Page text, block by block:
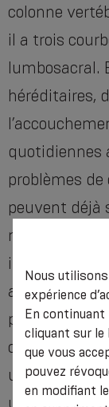
colonne
il a trois
lumbosacral.
héréditaires,
quotidiennes
problèmes
peuvent déjà
mais, en
ils peuvent
adulte, si la
pendant de
une
Nous
expérience
En continuant
cliquant sur le
que vous
pouvez
en modifiant